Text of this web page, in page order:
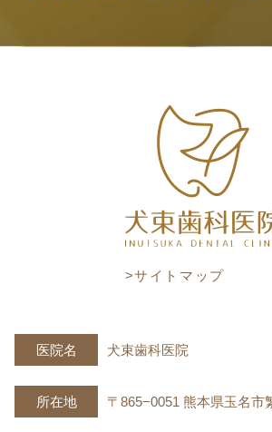
>サイトマップ
医院名 犬束歯科医院
所在地 〒865−0051 熊本県玉名市